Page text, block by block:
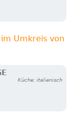
Umkreis von
Küche: italienisch